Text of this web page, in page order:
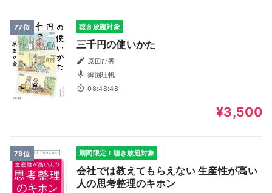
77位 聴き放題対象
三千円の使いかた
原田ひ香
御園理帆
08:48:48
¥3,500
78位 期間限定！聴き放題対象
会社では教えてもらえない 生産性が高い
人の思考整理のキホン